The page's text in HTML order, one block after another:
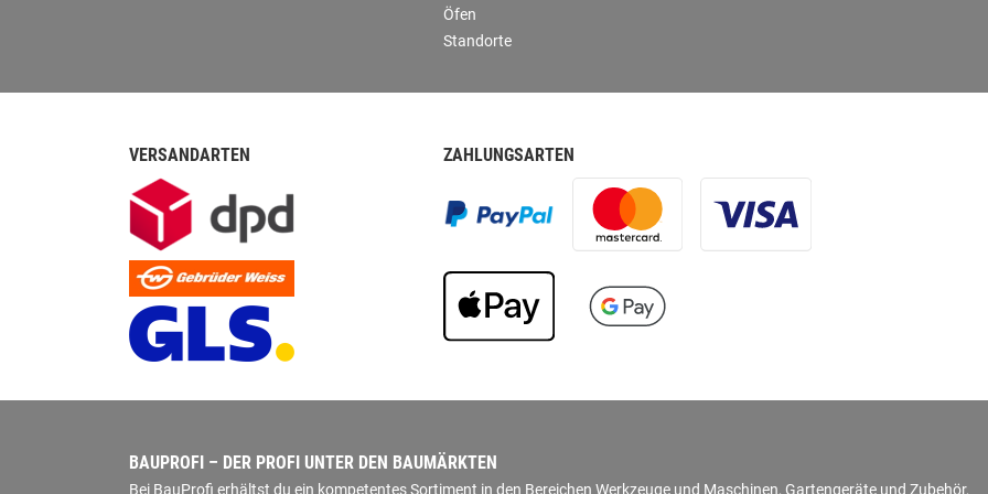
Öfen
Standorte
VERSANDARTEN ZAHLUNGSARTEN
BAUPROFI – DER PROFI UNTER DEN BAUMÄRKTEN
Bei BauProfi erhältst du ein kompetentes Sortiment in den Bereichen Werkzeuge und Maschinen, Gartengeräte und Zubehör,